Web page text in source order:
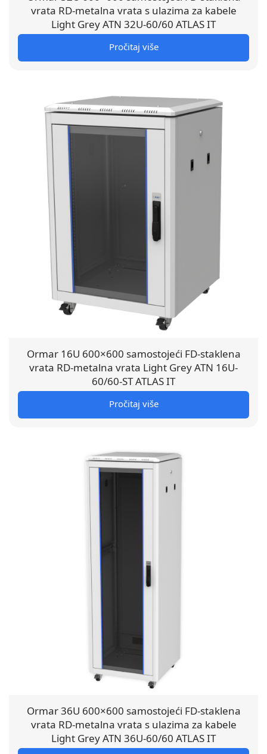
vrata RD-metalna vrata s ulazima za kabele
Light Grey ATN 32U-60/60 ATLAS IT
Pročitaj više
Ormar 16U 600×600 samostojeći FD-staklena
vrata RD-metalna vrata Light Grey ATN 16U-
60/60-ST ATLAS IT
Pročitaj više
Ormar 36U 600×600 samostojeći FD-staklena
vrata RD-metalna vrata s ulazima za kabele
Light Grey ATN 36U-60/60 ATLAS IT